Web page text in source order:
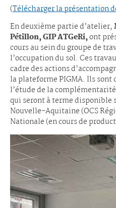
(Télécharger la présentation
En deuxième partie d’atelier,
Pétillon, GIP ATGeRi,ont
cours au sein du groupe de
l’occupation du sol. Ces
cadre des actions
la plateforme PIGMA. Ils
l’étude de la complémentarité
qui seront à terme disponible
Nouvelle-Aquitaine (OCS
Nationale (en cours de